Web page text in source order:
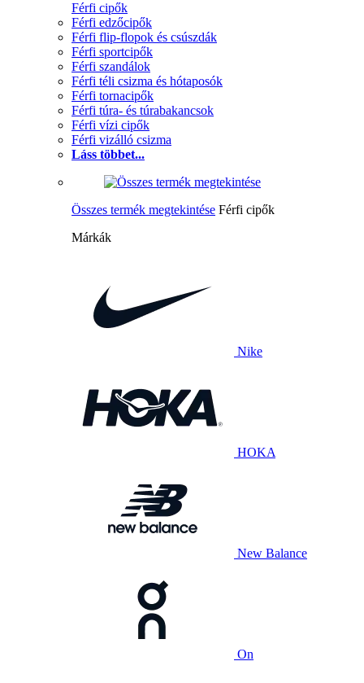
Férfi cipők
Férfi edzőcipők
Férfi flip-flopok és csúszdák
Férfi sportcipők
Férfi szandálok
Férfi téli csizma és hótaposók
Férfi tornacipők
Férfi túra- és túrabakancsok
Férfi vízi cipők
Férfi vizálló csizma
Láss többet...
Összes termék megtekintése Férfi cipők
Márkák
Nike
HOKA
New Balance
On